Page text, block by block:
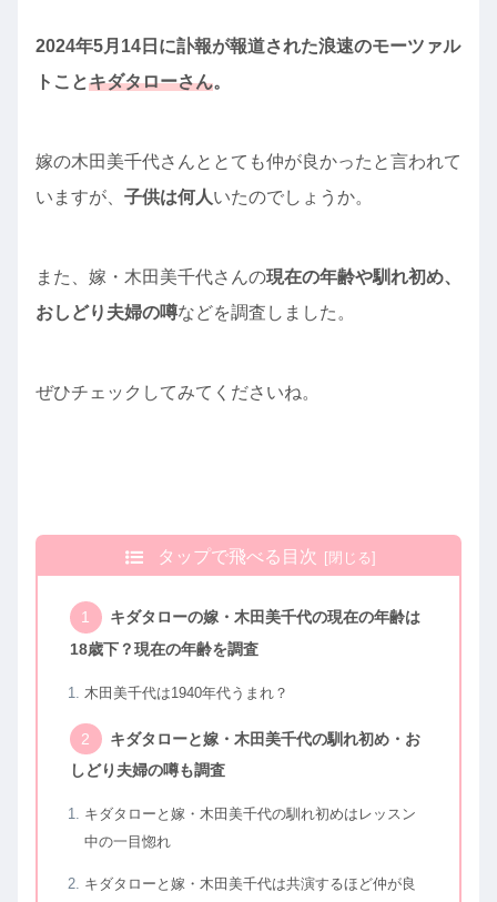
2024年5月14日に訃報が報道された浪速のモーツァル
トことキダタローさん。
嫁の木田美千代さんととても仲が良かったと言われて
いますが、 子供は何人いたのでしょうか。
また、嫁・木田美千代さんの現在の年齢や馴れ初め、
おしどり夫婦の噂などを調査しました。
ぜひチェックしてみてくださいね。
タップで飛べる目次
キダタローの嫁・木田美千代の現在の年齢は
18歳下？現在の年齢を調査
木田美千代は1940年代うまれ？
キダタローと嫁・木田美千代の馴れ初め・お
しどり夫婦の噂も調査
キダタローと嫁・木田美千代の馴れ初めはレッスン
中の一目惚れ
キダタローと嫁・木田美千代は共演するほど仲が良